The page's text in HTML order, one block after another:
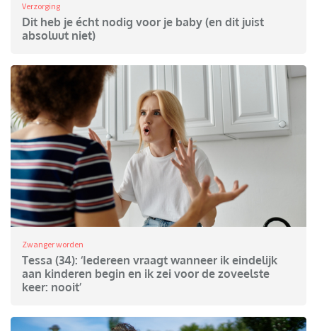
Verzorging
Dit heb je écht nodig voor je baby (en dit juist
absoluut niet)
Zwanger worden
Tessa (34): ‘Iedereen vraagt wanneer ik eindelijk
aan kinderen begin en ik zei voor de zoveelste
keer: nooit’